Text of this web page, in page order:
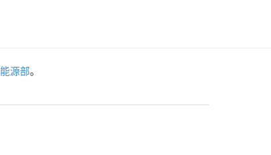
能源部。